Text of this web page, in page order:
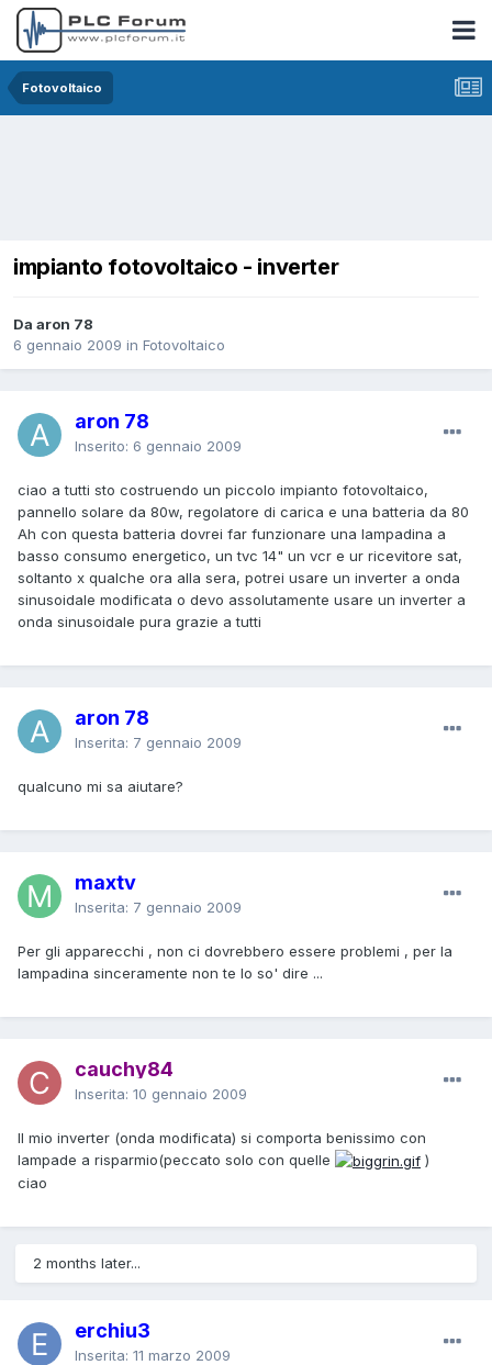
Fotovoltaico
impianto fotovoltaico - inverter
Da aron 78
6 gennaio 2009 in Fotovoltaico
aron 78
Inserito: 6 gennaio 2009
ciao a tutti sto costruendo un piccolo impianto fotovoltaico,
pannello solare da 80w, regolatore di carica e una batteria da 80
Ah con questa batteria dovrei far funzionare una lampadina a
basso consumo energetico, un tvc 14" un vcr e ur ricevitore sat,
soltanto x qualche ora alla sera, potrei usare un inverter a onda
sinusoidale modificata o devo assolutamente usare un inverter a
onda sinusoidale pura grazie a tutti
aron 78
Inserita: 7 gennaio 2009
qualcuno mi sa aiutare?
maxtv
Inserita: 7 gennaio 2009
Per gli apparecchi , non ci dovrebbero essere problemi , per la
lampadina sinceramente non te lo so' dire ...
cauchy84
Inserita: 10 gennaio 2009
Il mio inverter (onda modificata) si comporta benissimo con
lampade a risparmio(peccato solo con quelle
)
ciao
2 months later...
erchiu3
Inserita: 11 marzo 2009